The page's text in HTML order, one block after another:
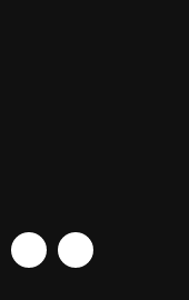
RSS TelegramOdysee